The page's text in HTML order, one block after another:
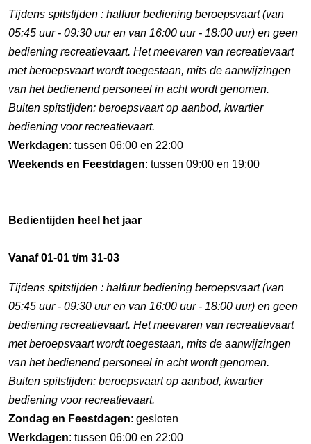
Tijdens spitstijden : halfuur bediening beroepsvaart (van
05:45 uur - 09:30 uur en van 16:00 uur - 18:00 uur) en geen
bediening recreatievaart. Het meevaren van recreatievaart
met beroepsvaart wordt toegestaan, mits de aanwijzingen
van het bedienend personeel in acht wordt genomen.
Buiten spitstijden: beroepsvaart op aanbod, kwartier
bediening voor recreatievaart.
Werkdagen: tussen 06:00 en 22:00
Weekends en Feestdagen: tussen 09:00 en 19:00
Bedientijden heel het jaar
Vanaf 01-01 t/m 31-03
Tijdens spitstijden : halfuur bediening beroepsvaart (van
05:45 uur - 09:30 uur en van 16:00 uur - 18:00 uur) en geen
bediening recreatievaart. Het meevaren van recreatievaart
met beroepsvaart wordt toegestaan, mits de aanwijzingen
van het bedienend personeel in acht wordt genomen.
Buiten spitstijden: beroepsvaart op aanbod, kwartier
bediening voor recreatievaart.
Zondag en Feestdagen: gesloten
Werkdagen: tussen 06:00 en 22:00